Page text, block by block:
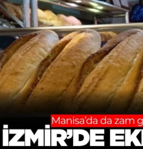
Çevre
Dünya
İletişim
Künye
SPOR